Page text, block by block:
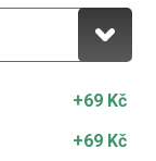
+69 Kč
+69 Kč